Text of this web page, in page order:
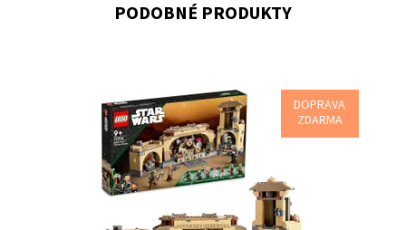
PODOBNÉ PRODUKTY
DOPRAVA
ZDARMA
Parádní replika trůnního sálu Boby Fetta z kostek LEGO®
Dostupnost:
Skladem2
10293
LEGO